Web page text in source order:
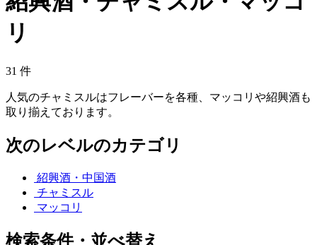
リ
31 件
人気のチャミスルはフレーバーを各種、マッコリや紹興酒も
取り揃えております。
次のレベルのカテゴリ
紹興酒・中国酒
チャミスル
マッコリ
検索条件・並べ替え